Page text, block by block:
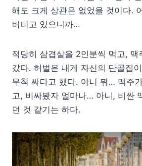
해도 크게 상관은 없었을 것이다.
버티고 있으니까…
적당히 삼겹살을 2인분씩 먹고, 맥
갔다. 허벌은 내게 자신의 단골집
무척 싸다고 했다. 아니 뭐… 맥주
고, 비싸봤자 얼마나… 아니, 비싼
던 것 같기는 하다.